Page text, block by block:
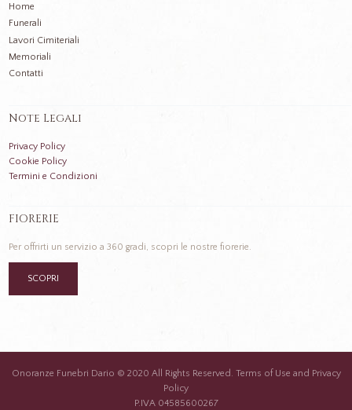
Home
Funerali
Lavori Cimiteriali
Memoriali
Contatti
Note Legali
Privacy Policy
Cookie Policy
Termini e Condizioni
FIORERIE
Per offrirti un servizio a 360 gradi, scopri le nostre fiorerie.
SCOPRI
Onoranze Funebri Dario © 2020 All Rights Reserved. Terms of Use and Privacy
Policy
P.IVA 04585600267